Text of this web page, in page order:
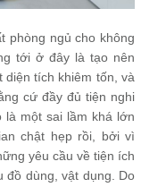
phòng ngủ cho không
tới ở đây là tạo nên
diện tích khiêm tốn, và
cứ đầy đủ tiện nghi
là một sai lầm khá lớn
chật hẹp rồi, bởi vì
yêu cầu về tiện ích
đồ dùng, vật dụng. Do